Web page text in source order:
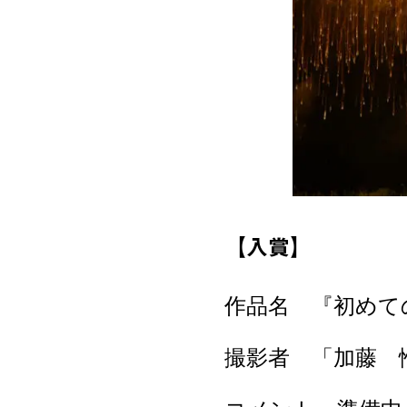
【入賞】
作品名 『初めて
撮影者 「加藤